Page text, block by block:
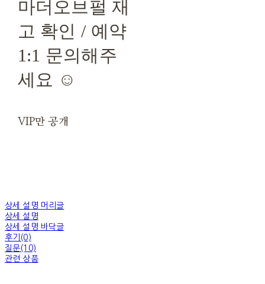
마더오브펄 재
고 확인 / 예약
1:1 문의해주
세요 ☺
VIP만 공개
상세 설명 머리글
상세 설명
상세 설명 바닥글
후기(0)
질문(10)
관련 상품